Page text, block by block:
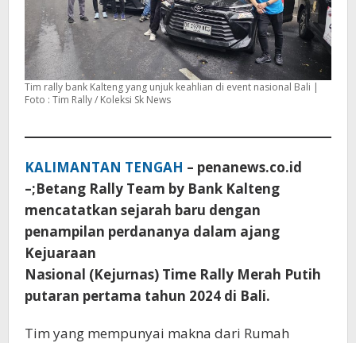
Tim rally bank Kalteng yang unjuk keahlian di event nasional Bali |
Foto : Tim Rally / Koleksi Sk News
KALIMANTAN TENGAH – penanews.co.id
–;Betang Rally Team by Bank Kalteng
mencatatkan sejarah baru dengan
penampilan perdananya dalam ajang
Kejuaraan
Nasional (Kejurnas) Time Rally Merah Putih
putaran pertama tahun 2024 di Bali.
Tim yang mempunyai makna dari Rumah